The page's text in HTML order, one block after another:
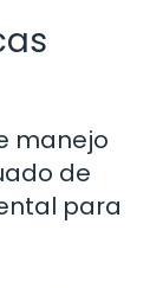
manejo
de
para